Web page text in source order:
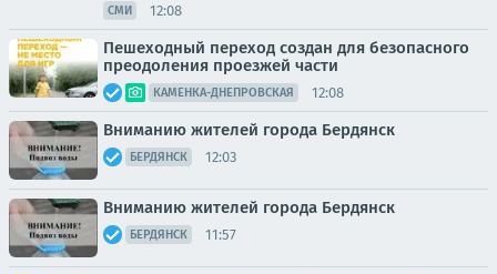
СМИ 12:08
Пешеходный переход создан для безопасного
преодоления проезжей части
КАМЕНКА-ДНЕПРОВСКАЯ 12:08
Вниманию жителей города Бердянск
БЕРДЯНСК 12:03
Вниманию жителей города Бердянск
БЕРДЯНСК 11:57